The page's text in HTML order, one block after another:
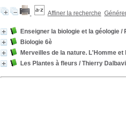
Affiner la recherche
Enseigner la biologie et la géologie /
Biologie 6è
Merveilles de la nature. L'Homme et
Les Plantes à fleurs / Thierry